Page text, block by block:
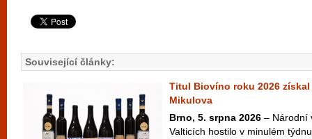
Související články:
Titul Biovíno roku 2026
Mikulova
Brno, 5. srpna 2026 – Národní
Valticích hostilo v minulém